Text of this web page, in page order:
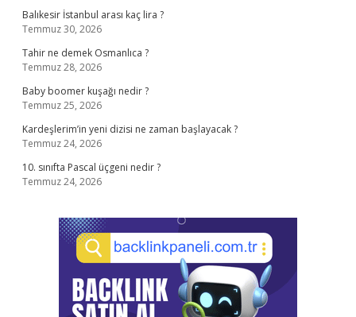
Balıkesir İstanbul arası kaç lira ?
Temmuz 30, 2026
Tahir ne demek Osmanlıca ?
Temmuz 28, 2026
Baby boomer kuşağı nedir ?
Temmuz 25, 2026
Kardeşlerim’in yeni dizisi ne zaman başlayacak ?
Temmuz 24, 2026
10. sınıfta Pascal üçgeni nedir ?
Temmuz 24, 2026